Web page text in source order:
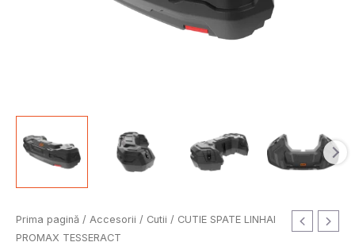
Prima pagină / Accesorii / Cutii / CUTIE SPATE LINHAI
PROMAX TESSERACT